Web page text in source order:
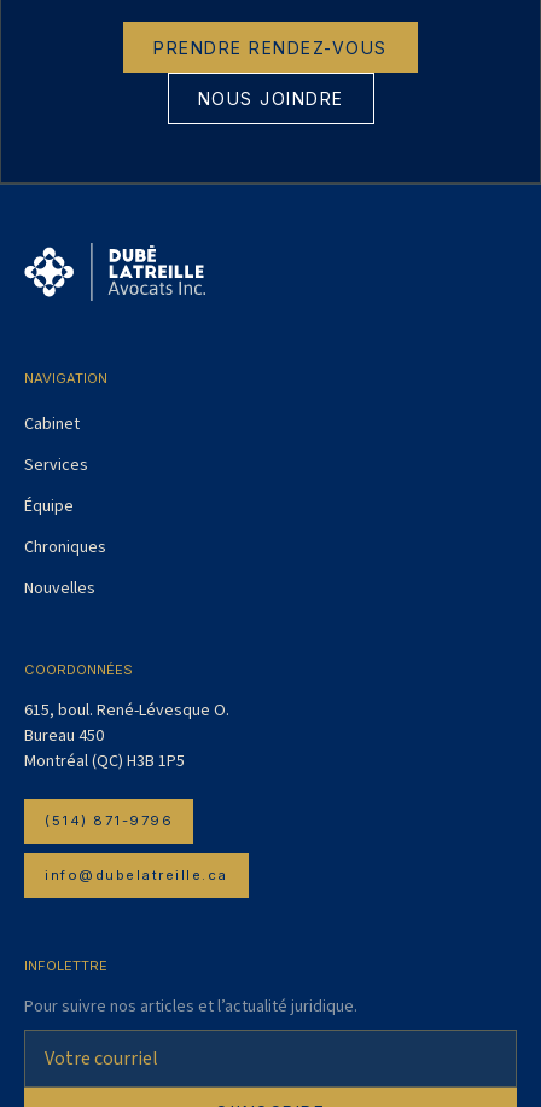
PRENDRE RENDEZ-VOUS
NOUS JOINDRE
NAVIGATION
Cabinet
Services
Équipe
Chroniques
Nouvelles
COORDONNÉES
615, boul. René-Lévesque O.
Bureau 450
Montréal (QC) H3B 1P5
(514) 871-9796
info@dubelatreille.ca
INFOLETTRE
Pour suivre nos articles et l’actualité juridique.